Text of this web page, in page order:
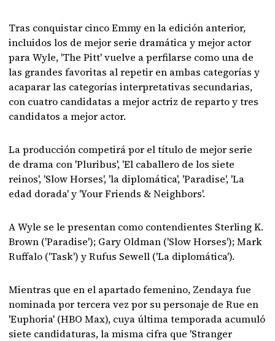
Tras conquistar cinco Emmy en la edición anterior,
incluidos los de mejor serie dramática y mejor actor
para Wyle, 'The Pitt' vuelve a perfilarse como una de
las grandes favoritas al repetir en ambas categorías y
acaparar las categorías interpretativas secundarias,
con cuatro candidatas a mejor actriz de reparto y tres
candidatos a mejor actor.
La producción competirá por el título de mejor serie
de drama con 'Pluribus', 'El caballero de los siete
reinos', 'Slow Horses', 'la diplomática', 'Paradise', 'La
edad dorada' y 'Your Friends & Neighbors'.
A Wyle se le presentan como contendientes Sterling K.
Brown ('Paradise'); Gary Oldman ('Slow Horses'); Mark
Ruffalo ('Task') y Rufus Sewell ('La diplomática').
Mientras que en el apartado femenino, Zendaya fue
nominada por tercera vez por su personaje de Rue en
'Euphoria' (HBO Max), cuya última temporada acumuló
siete candidaturas, la misma cifra que 'Stranger